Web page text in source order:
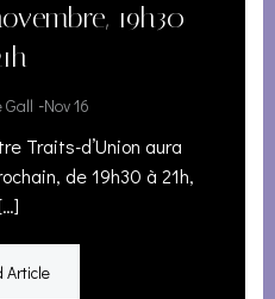
19h30-
Gall -Nov 16
Traits-d’Union aura
de 19h30 à 21h,
Article